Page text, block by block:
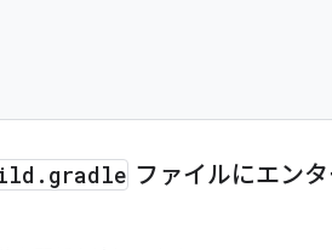
. gradle ファイルにエン